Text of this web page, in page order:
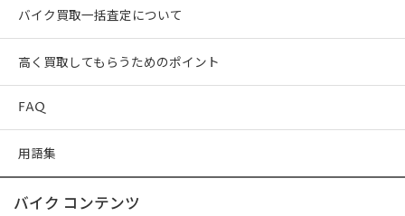
バイク買取一括査定について
高く買取してもらうためのポイント
FAQ
用語集
バイク コンテンツ